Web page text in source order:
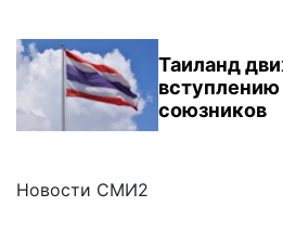
Таиланд
союзников
Новости СМИ2